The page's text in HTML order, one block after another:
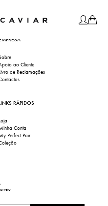
ao Cliente
de Reclamações
RÁPIDOS
Conta
Perfect Pair